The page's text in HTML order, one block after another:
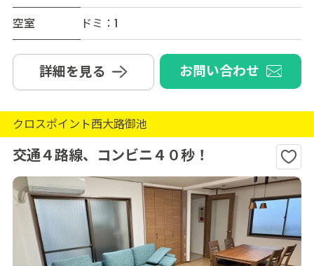
空室
ドミ：1
詳細を見る お問い合わせ
クロスポイント西大路御池
交通４路線、コンビニ４０秒！